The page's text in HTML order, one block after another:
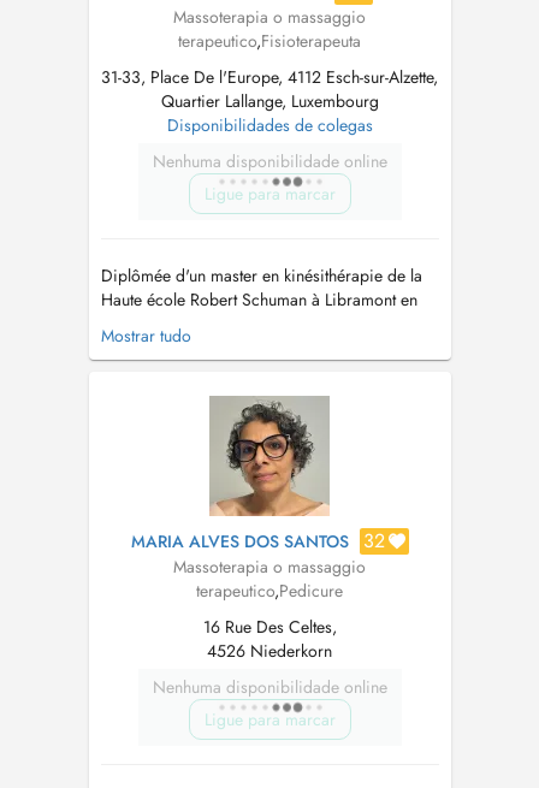
Massoterapia o massaggio
terapeutico,Fisioterapeuta
31-33, Place De l'Europe, 4112 Esch-sur-Alzette,
Quartier Lallange, Luxembourg
Disponibilidades de colegas
Nenhuma disponibilidade online
Ligue para marcar
Diplômée d'un master en kinésithérapie de la
Haute école Robert Schuman à Libramont en
Belgique depuis 2008, j'ai eu la chance de
pratiquer des modelages et des massages dans
être le temps de mes études. J'ai travaillé en tant
que kinésithérapeute dans ...
Mostrar tudo
MARIA ALVES DOS SANTOS 32
Massoterapia o massaggio
terapeutico,Pedicure
16 Rue Des Celtes,
4526 Niederkorn
Nenhuma disponibilidade online
Ligue para marcar